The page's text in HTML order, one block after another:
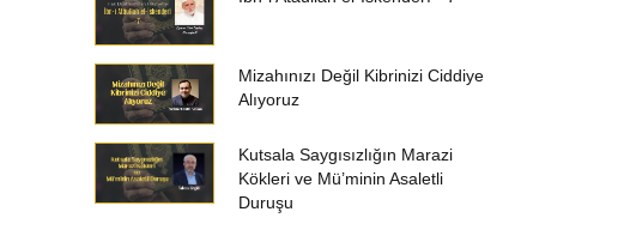
Mizahınızı Değil Kibrinizi Ciddiye
Alıyoruz
Kutsala Saygısızlığın Marazi
Kökleri ve Mü’minin Asaletli
Duruşu